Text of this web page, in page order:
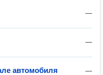
—
—
—
автомобиля